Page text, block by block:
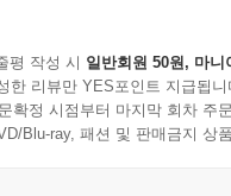
평 작성 시 일반회원 50원, 마니
한 리뷰만 YES포인트 지급됩니
확정 시점부터 마지막 회차 주
Blu-ray, 패션 및 판매금지 상